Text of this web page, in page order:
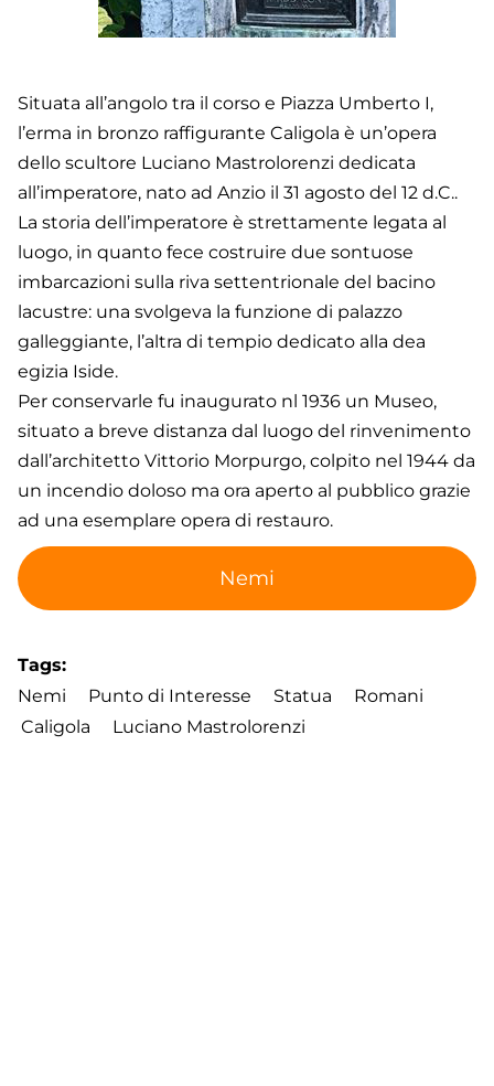
Situata all’angolo tra il corso e Piazza Umberto I,
l’erma in bronzo raffigurante Caligola è un’opera
dello scultore Luciano Mastrolorenzi dedicata
all’imperatore, nato ad Anzio il 31 agosto del 12 d.C..
La storia dell’imperatore è strettamente legata al
luogo, in quanto fece costruire due sontuose
imbarcazioni sulla riva settentrionale del bacino
lacustre: una svolgeva la funzione di palazzo
galleggiante, l’altra di tempio dedicato alla dea
egizia Iside.
Per conservarle fu inaugurato nl 1936 un Museo,
situato a breve distanza dal luogo del rinvenimento
dall’architetto Vittorio Morpurgo, colpito nel 1944 da
un incendio doloso ma ora aperto al pubblico grazie
ad una esemplare opera di restauro.
Nemi
Tags
Nemi
Punto di Interesse Statua
Romani
Caligola
Luciano Mastrolorenzi